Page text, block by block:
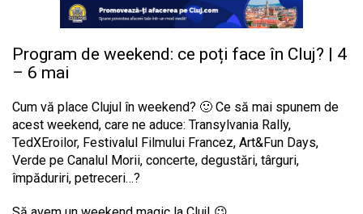
Program de weekend: ce poți face în Cluj? | 4
– 6 mai
Cum vă place Clujul în weekend? 🙂 Ce să mai spunem de
acest weekend, care ne aduce: Transylvania Rally,
TedXEroilor, Festivalul Filmului Francez, Art&Fun Days,
Verde pe Canalul Morii, concerte, degustări, târguri,
împăduriri, petreceri…?